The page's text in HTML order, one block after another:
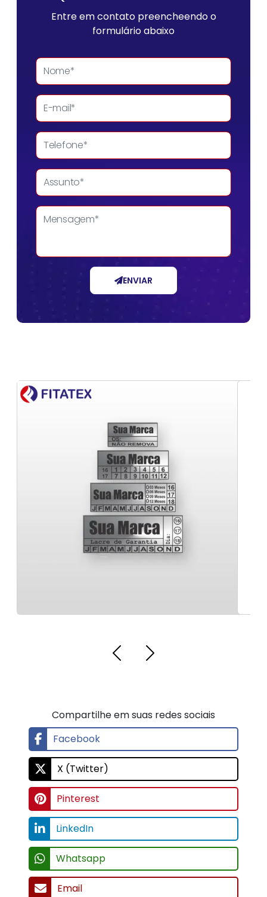
Entre em contato preencheendo o
formulário abaixo
ENVIAR
Empresa de fabricação de selos BOPP
Fabricante de rótulos personalizados para
embalagens
Compartilhe em suas redes sociais
Facebook
X (Twitter)
Pinterest
LinkedIn
Whatsapp
Email